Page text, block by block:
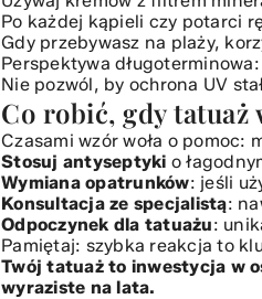
Po każdej kąpieli czy potarci
Gdy przebywasz na plaży,
Perspektywa
Nie pozwól, by ochrona UV
Co robić, gdy
Czasami wzór woła o pomoc:
Stosuj antyseptyki o
Wymiana opatrunków: jeśli
Konsultacja ze specjalistą:
Odpoczynek dla tatuażu:
Pamiętaj: szybka reakcja to
Twój tatuaż to inwestycja w
wyraziste na lata.